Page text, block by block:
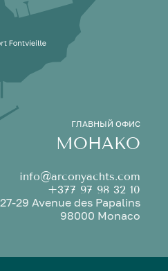
ГЛАВНЫЙ ОФИС
МОНАКО
info@arconyachts.com
+377 97 98 32 10
27-29 Avenue des Papalins
98000 Monaco